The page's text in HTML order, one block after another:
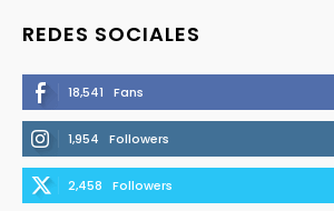
REDES SOCIALES
18,541 Fans
1,954 Followers
2,458 Followers